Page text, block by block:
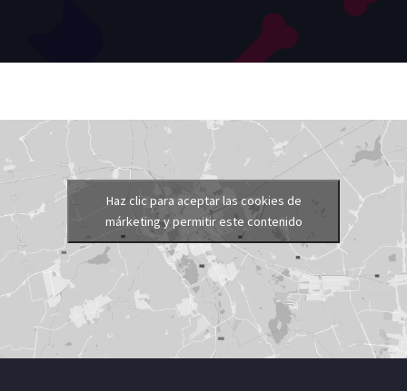
Haz clic para aceptar las cookies de
márketing y permitir este contenido